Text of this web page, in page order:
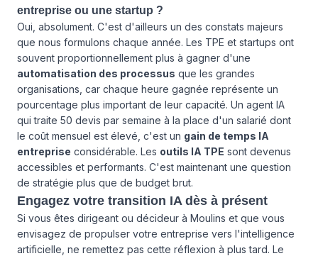
entreprise ou une startup ?
Oui, absolument. C'est d'ailleurs un des constats majeurs
que nous formulons chaque année. Les TPE et startups ont
souvent proportionnellement plus à gagner d'une
automatisation des processus que les grandes
organisations, car chaque heure gagnée représente un
pourcentage plus important de leur capacité. Un agent IA
qui traite 50 devis par semaine à la place d'un salarié dont
le coût mensuel est élevé, c'est un gain de temps IA
entreprise considérable. Les outils IA TPE sont devenus
accessibles et performants. C'est maintenant une question
de stratégie plus que de budget brut.
Engagez votre transition IA dès à présent
Si vous êtes dirigeant ou décideur à Moulins et que vous
envisagez de propulser votre entreprise vers l'intelligence
artificielle, ne remettez pas cette réflexion à plus tard. Le